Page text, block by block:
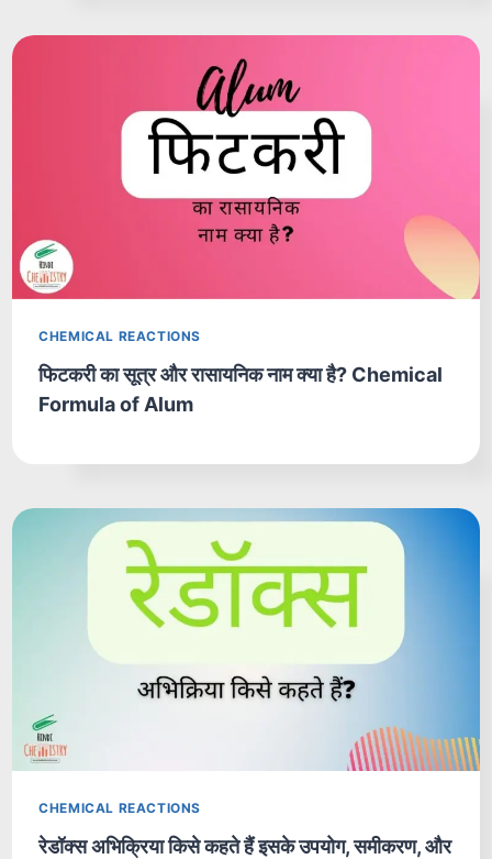
CHEMICAL REACTIONS
फिटकरी का सूत्र और रासायनिक नाम क्या है? Chemical
Formula of Alum
CHEMICAL REACTIONS
रेडॉक्स अभिक्रिया किसे कहते हैं इसके उपयोग, समीकरण, और